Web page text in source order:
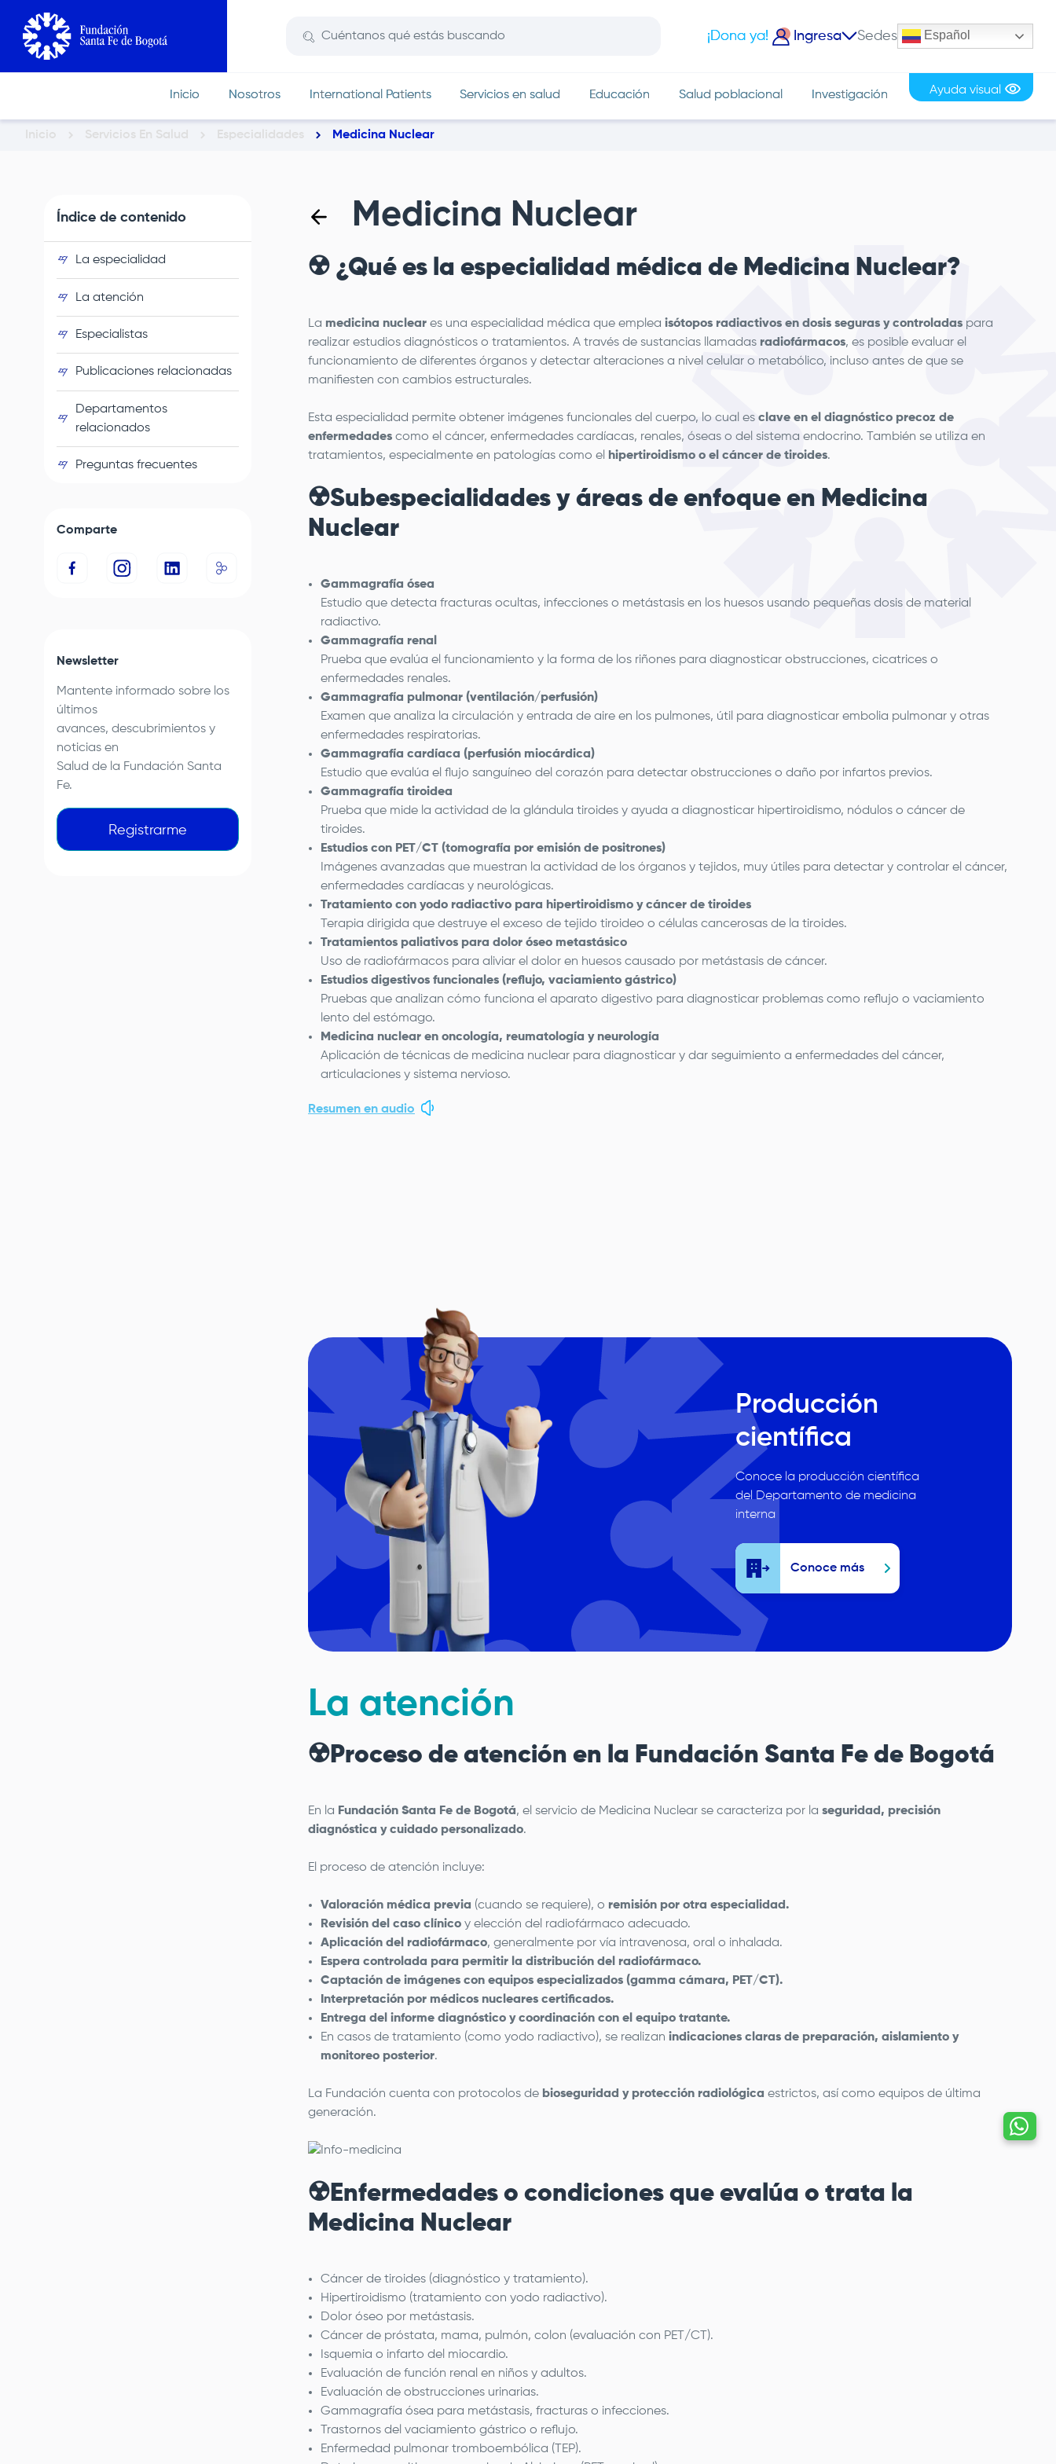
contenido
¡Dona ya! Ingresa Sedes Español
Inicio Nosotros International Patients Servicios en salud Educación Salud poblacional Investigación Ayuda visual
Inicio Servicios En Salud Especialidades Medicina Nuclear
Índice de contenido
La especialidad
La atención
Especialistas
Publicaciones relacionadas
Departamentos
relacionados
Preguntas frecuentes
Comparte
Newsletter
Mantente informado sobre los
últimos
avances, descubrimientos y
noticias en
Salud de la Fundación Santa
Fe.
Registrarme
Medicina Nuclear
☢️ ¿Qué es la especialidad médica de Medicina Nuclear?
La medicina nuclear es una especialidad médica que emplea isótopos radiactivos en dosis seguras y controladas para
realizar estudios diagnósticos o tratamientos. A través de sustancias llamadas radiofármacos, es posible evaluar el
funcionamiento de diferentes órganos y detectar alteraciones a nivel celular o metabólico, incluso antes de que se
manifiesten con cambios estructurales.
Esta especialidad permite obtener imágenes funcionales del cuerpo, lo cual es clave en el diagnóstico precoz de
enfermedades como el cáncer, enfermedades cardíacas, renales, óseas o del sistema endocrino. También se utiliza en
tratamientos, especialmente en patologías como el
hipertiroidismo o el cáncer de tiroides.
☢️Subespecialidades y áreas de enfoque en Medicina
Nuclear
Gammagrafía ósea
Estudio que detecta fracturas ocultas, infecciones o metástasis en los huesos usando pequeñas dosis de material
radiactivo.
Gammagrafía renal
Prueba que evalúa el funcionamiento y la forma de los riñones para diagnosticar obstrucciones, cicatrices o
enfermedades renales.
Gammagrafía pulmonar (ventilación/perfusión)
Examen que analiza la circulación y entrada de aire en los pulmones, útil para diagnosticar embolia pulmonar y otras
enfermedades respiratorias.
Gammagrafía cardíaca (perfusión miocárdica)
Estudio que evalúa el flujo sanguíneo del corazón para detectar obstrucciones o daño por infartos previos.
Gammagrafía tiroidea
Prueba que mide la actividad de la glándula tiroides y ayuda a diagnosticar hipertiroidismo, nódulos o cáncer de
tiroides.
Estudios con PET/CT (tomografía por emisión de positrones)
Imágenes avanzadas que muestran la actividad de los órganos y tejidos, muy útiles para detectar y controlar el cáncer,
enfermedades cardíacas y neurológicas.
Tratamiento con yodo radiactivo para hipertiroidismo y cáncer de tiroides
Terapia dirigida que destruye el exceso de tejido tiroideo o células cancerosas de la tiroides.
Tratamientos paliativos para dolor óseo metastásico
Uso de radiofármacos para aliviar el dolor en huesos causado por metástasis de cáncer.
Estudios digestivos funcionales (reflujo, vaciamiento gástrico)
Pruebas que analizan cómo funciona el aparato digestivo para diagnosticar problemas como reflujo o vaciamiento
lento del estómago.
Medicina nuclear en oncología, reumatología y neurología
Aplicación de técnicas de medicina nuclear para diagnosticar y dar seguimiento a enfermedades del cáncer,
articulaciones y sistema nervioso.
Resumen en audio
Producción
científica
Conoce la producción científica
del Departamento de medicina
interna
Conoce más
La atención
☢️Proceso de atención en la Fundación Santa Fe de Bogotá
En la Fundación Santa Fe de Bogotá, el servicio de Medicina Nuclear se caracteriza por la seguridad, precisión
diagnóstica y cuidado personalizado.
El proceso de atención incluye:
Valoración médica previa (cuando se requiere), o remisión por otra especialidad.
Revisión del caso clínico y elección del radiofármaco adecuado.
Aplicación del radiofármaco, generalmente por vía intravenosa, oral o inhalada.
Espera controlada para permitir la distribución del radiofármaco.
Captación de imágenes con equipos especializados (gamma cámara, PET/CT).
Interpretación por médicos nucleares certificados.
Entrega del informe diagnóstico y coordinación con el equipo tratante.
En casos de tratamiento (como yodo radiactivo), se realizan indicaciones claras de preparación, aislamiento y
monitoreo posterior.
La Fundación cuenta con protocolos de bioseguridad y protección radiológica estrictos, así como equipos de última
generación.
☢️Enfermedades o condiciones que evalúa o trata la
Medicina Nuclear
Cáncer de tiroides (diagnóstico y tratamiento).
Hipertiroidismo (tratamiento con yodo radiactivo).
Dolor óseo por metástasis.
Cáncer de próstata, mama, pulmón, colon (evaluación con PET/CT).
Isquemia o infarto del miocardio.
Evaluación de función renal en niños y adultos.
Evaluación de obstrucciones urinarias.
Gammagrafía ósea para metástasis, fracturas o infecciones.
Trastornos del vaciamiento gástrico o reflujo.
Enfermedad pulmonar tromboembólica (TEP).